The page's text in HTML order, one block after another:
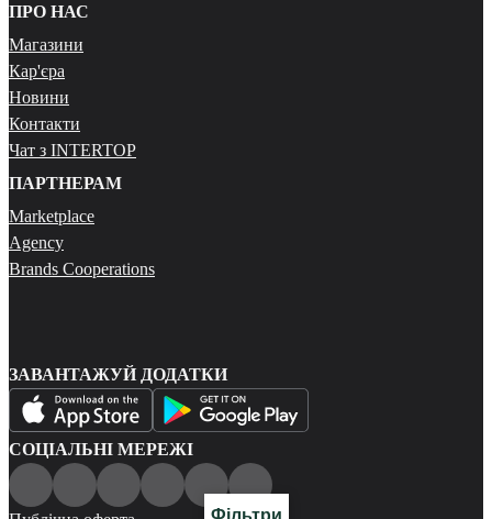
Фільтри
ПРО НАС
Магазини
Кар'єра
Новини
Контакти
Чат з INTERTOP
ПАРТНЕРАМ
Marketplace
Agency
Brands Cooperations
ЗАВАНТАЖУЙ ДОДАТКИ
СОЦІАЛЬНІ МЕРЕЖІ